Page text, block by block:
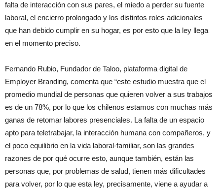
falta de interacción con sus pares, el miedo a perder su fuente
laboral, el encierro prolongado y los distintos roles adicionales
que han debido cumplir en su hogar, es por esto que la ley llega
en el momento preciso.
Fernando Rubio, Fundador de Taloo, plataforma digital de
Employer Branding, comenta que “este estudio muestra que el
promedio mundial de personas que quieren volver a sus trabajos
es de un 78%, por lo que los chilenos estamos con muchas más
ganas de retomar labores presenciales. La falta de un espacio
apto para teletrabajar, la interacción humana con compañeros, y
el poco equilibrio en la vida laboral-familiar, son las grandes
razones de por qué ocurre esto, aunque también, están las
personas que, por problemas de salud, tienen más dificultades
para volver, por lo que esta ley, precisamente, viene a ayudar a